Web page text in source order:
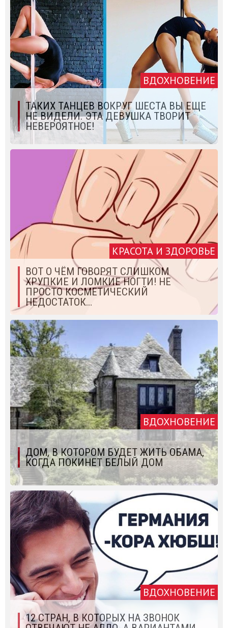
ВДОХНОВЕНИЕ
ТАКИХ ТАНЦЕВ ВОКРУГ ШЕСТА ВЫ ЕЩЕ
НЕ ВИДЕЛИ. ЭТА ДЕВУШКА ТВОРИТ
НЕВЕРОЯТНОЕ!
КРАСОТА И ЗДОРОВЬЕ
ВОТ О ЧЁМ ГОВОРЯТ СЛИШКОМ
ХРУПКИЕ И ЛОМКИЕ НОГТИ! НЕ
ПРОСТО КОСМЕТИЧЕСКИЙ
НЕДОСТАТОК…
ВДОХНОВЕНИЕ
ДОМ, В КОТОРОМ БУДЕТ ЖИТЬ ОБАМА,
КОГДА ПОКИНЕТ БЕЛЫЙ ДОМ
ВДОХНОВЕНИЕ
12 СТРАН, В КОТОРЫХ НА ЗВОНОК